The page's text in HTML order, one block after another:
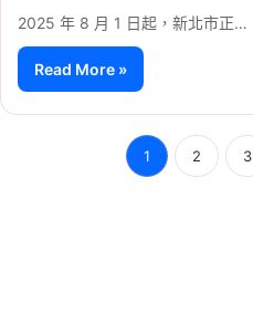
2025 年 8 月 1 日起，新北市正…
Read More »
1 2 3